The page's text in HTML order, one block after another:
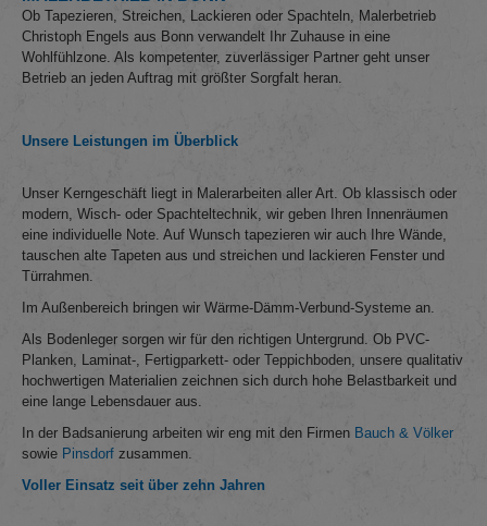
Ob Tapezieren, Streichen, Lackieren oder Spachteln, Malerbetrieb
Christoph Engels aus Bonn verwandelt Ihr Zuhause in eine
Wohlfühlzone. Als kompetenter, zuverlässiger Partner geht unser
Betrieb an jeden Auftrag mit größter Sorgfalt heran.
Unsere Leistungen im Überblick
Unser Kerngeschäft liegt in Malerarbeiten aller Art. Ob klassisch oder
modern, Wisch- oder Spachteltechnik, wir geben Ihren Innenräumen
eine individuelle Note. Auf Wunsch tapezieren wir auch Ihre Wände,
tauschen alte Tapeten aus und streichen und lackieren Fenster und
Türrahmen.
Im Außenbereich bringen wir Wärme-Dämm-Verbund-Systeme an.
Als Bodenleger sorgen wir für den richtigen Untergrund. Ob PVC-
Planken, Laminat-, Fertigparkett- oder Teppichboden, unsere qualitativ
hochwertigen Materialien zeichnen sich durch hohe Belastbarkeit und
eine lange Lebensdauer aus.
In der Badsanierung arbeiten wir eng mit den Firmen Bauch & Völker
sowie Pinsdorf zusammen.
Voller Einsatz seit über zehn Jahren